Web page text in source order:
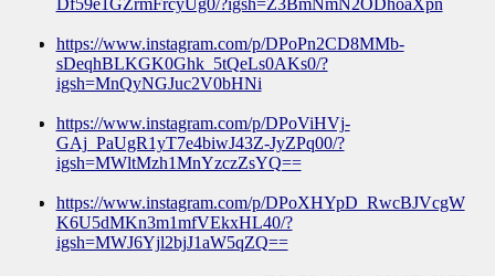
Df59e1GZrmFrcyUg0/?igsh=Z3BmNmN2ODhoaXpn
https://www.instagram.com/p/DPoPn2CD8MMb-
sDeqhBLKGK0Ghk_5tQeLs0AKs0/?
igsh=MnQyNGJuc2V0bHNi
https://www.instagram.com/p/DPoViHVj-
GAj_PaUgR1yT7e4biwJ43Z-JyZPq00/?
igsh=MWltMzh1MnYzczZsYQ==
https://www.instagram.com/p/DPoXHYpD_RwcBJVcgW
K6U5dMKn3m1mfVEkxHL40/?
igsh=MWJ6Yjl2bjJ1aW5qZQ==